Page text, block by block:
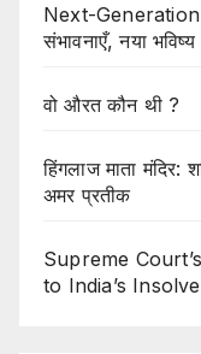
Next-Generation
संभावनाएँ, नया भविष्य
वो औरत कौन थी ?
हिंगलाज माता मंदिर:
अमर प्रतीक
Supreme
to India’s